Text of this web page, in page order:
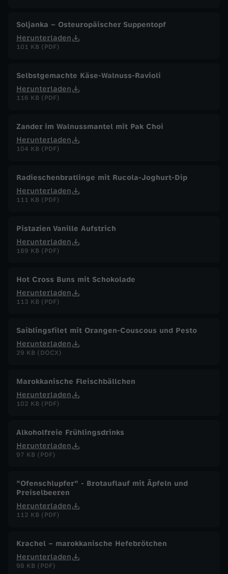
Soljanka – Osteuropäischer Suppentopf
Herunterladen
101 KB (PDF)
Selbstgemachte Käse-Walnuss-Ravioli
Herunterladen
116 KB (PDF)
Zander im Walnussmantel mit Pak Choi
Herunterladen
104 KB (PDF)
Radieschenbratlinge mit Rucola-Joghurt-Dip
Herunterladen
111 KB (PDF)
Pistazien Vanille Aufstrich
Herunterladen
189 KB (PDF)
Hot Cross Buns mit Schokolade
Herunterladen
113 KB (PDF)
Saiblingsfilet mit Orangen-Couscous und Pesto
Herunterladen
29 KB (DOCX)
Marokkanische Fleischbällchen
Herunterladen
102 KB (PDF)
Alkoholfreie Frühlingsdrinks
Herunterladen
97 KB (PDF)
"Ofenschlupfer" - Brotauflauf mit Äpfeln und
Preiselbeeren
Herunterladen
112 KB (PDF)
Krachel – marokkanische Hefebrötchen
Herunterladen
98 KB (PDF)